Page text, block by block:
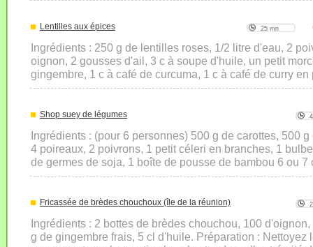
Lentilles aux épices 25 mn
Ingrédients : 250 g de lentilles roses, 1/2 litre d'eau, 2
oignon, 2 gousses d'ail, 3 c à soupe d'huile, un petit
gingembre, 1 c à café de curcuma, 1 c à café de curry en
Shop suey de légumes
Ingrédients : (pour 6 personnes) 500 g de carottes, 500
4 poireaux, 2 poivrons, 1 petit céleri en branches, 1
de germes de soja, 1 boîte de pousse de bambou 6 ou 7
Fricassée de brèdes chouchoux (île de la réunion)
Ingrédients : 2 bottes de brèdes chouchou, 100
g de gingembre frais, 5 cl d'huile. Préparation : Nettoyez